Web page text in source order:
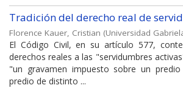
Tradición del derecho real de
Florence Kauer, Cristian (Universidad
El Código Civil, en su artículo 577,
derechos reales a las "servidumbres
"un gravamen impuesto sobre un
predio de distinto ...